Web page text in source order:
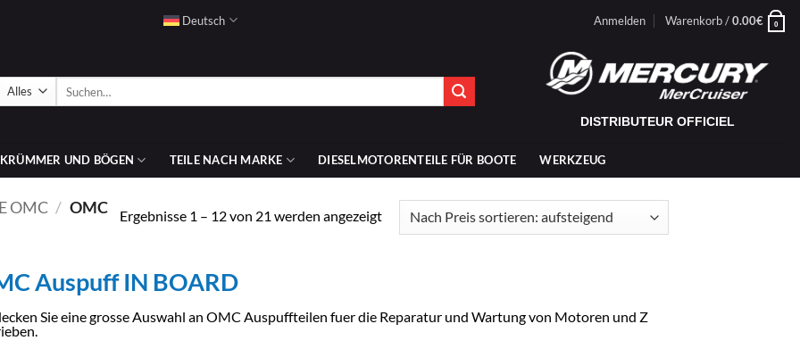
Deutsch Anmelden Warenkorb /0.00€ 0
DISTRIBUTEUR OFFICIEL
UND BÖGEN TEILE NACH MARKE DIESELMOTORENTEILE FÜR BOOTE WERKZEUG
OMC / OMC Ergebnisse 1 – 12 von 21 werden angezeigtNach
Auspuff IN BOARD
Sie eine grosse Auswahl an OMC Auspuffteilen fuer die Reparatur und Wartung von Motoren und Z